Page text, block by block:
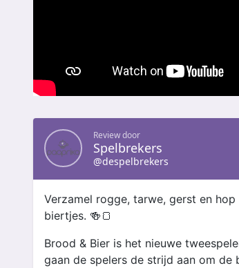
Review door
Spelbrekers
@despelbrekers
Verzamel rogge, tarwe, gerst en
biertjes. 🍻🍞
Brood & Bier is het nieuwe
gaan de spelers de strijd aan om